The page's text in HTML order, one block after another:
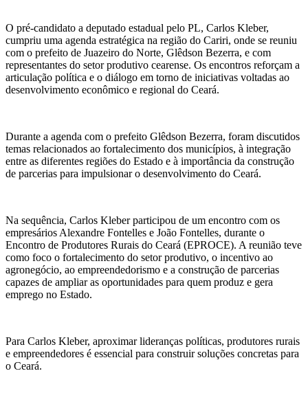
O pré-candidato a deputado estadual pelo PL, Carlos Kleber,
cumpriu uma agenda estratégica na região do Cariri, onde se reuniu
com o prefeito de Juazeiro do Norte, Glêdson Bezerra, e com
representantes do setor produtivo cearense. Os encontros reforçam a
articulação política e o diálogo em torno de iniciativas voltadas ao
desenvolvimento econômico e regional do Ceará.
Durante a agenda com o prefeito Glêdson Bezerra, foram discutidos
temas relacionados ao fortalecimento dos municípios, à integração
entre as diferentes regiões do Estado e à importância da construção
de parcerias para impulsionar o desenvolvimento do Ceará.
Na sequência, Carlos Kleber participou de um encontro com os
empresários Alexandre Fontelles e João Fontelles, durante o
Encontro de Produtores Rurais do Ceará (EPROCE). A reunião teve
como foco o fortalecimento do setor produtivo, o incentivo ao
agronegócio, ao empreendedorismo e a construção de parcerias
capazes de ampliar as oportunidades para quem produz e gera
emprego no Estado.
Para Carlos Kleber, aproximar lideranças políticas, produtores rurais
e empreendedores é essencial para construir soluções concretas para
o Ceará.